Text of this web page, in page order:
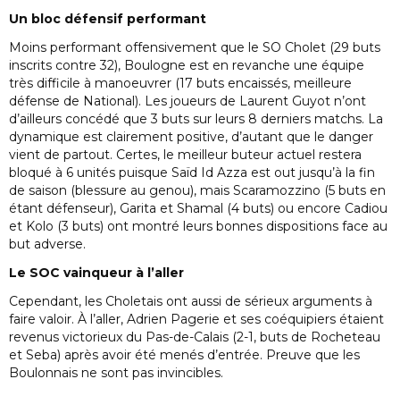
Un bloc défensif performant
Moins performant offensivement que le SO Cholet (29 buts
inscrits contre 32), Boulogne est en revanche une équipe
très difficile à manoeuvrer (17 buts encaissés, meilleure
défense de National). Les joueurs de Laurent Guyot n’ont
d’ailleurs concédé que 3 buts sur leurs 8 derniers matchs. La
dynamique est clairement positive, d’autant que le danger
vient de partout. Certes, le meilleur buteur actuel restera
bloqué à 6 unités puisque Saïd Id Azza est out jusqu’à la fin
de saison (blessure au genou), mais Scaramozzino (5 buts en
étant défenseur), Garita et Shamal (4 buts) ou encore Cadiou
et Kolo (3 buts) ont montré leurs bonnes dispositions face au
but adverse.
Le SOC vainqueur à l’aller
Cependant, les Choletais ont aussi de sérieux arguments à
faire valoir. À l’aller, Adrien Pagerie et ses coéquipiers étaient
revenus victorieux du Pas-de-Calais (2-1, buts de Rocheteau
et Seba) après avoir été menés d’entrée. Preuve que les
Boulonnais ne sont pas invincibles.